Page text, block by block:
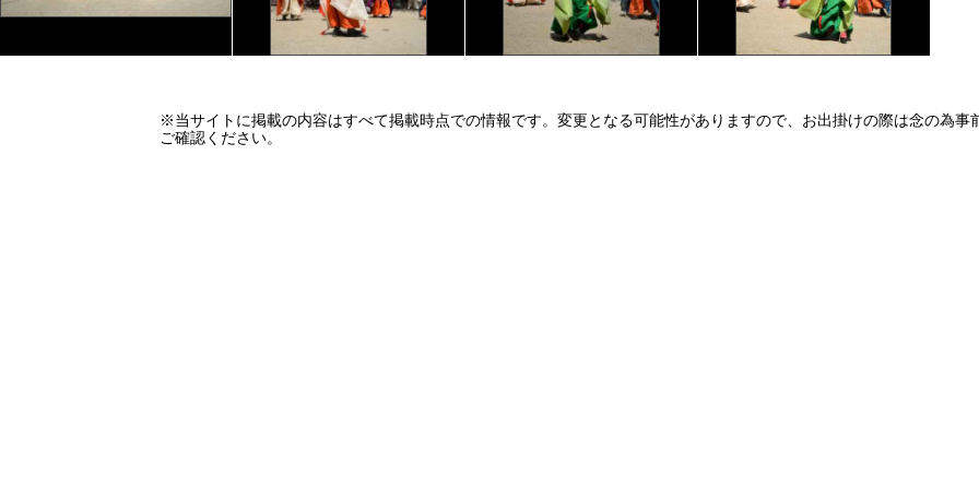
※当サイトに掲載の内容はすべて掲載時点での情報です。変更となる可能性がありますので、お出掛けの際は念の為事
ご確認ください。